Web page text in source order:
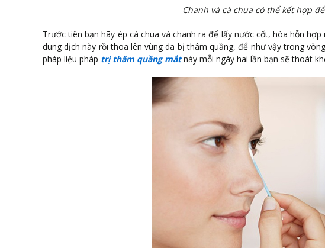
Chanh và cà chua có thể kết hợp
Trước tiên bạn hãy ép cà chua và chanh ra để lấy nước cốt, hòa hỗn
dung dịch này rồi thoa lên vùng da bị thâm quầng, để như vậy trong
pháp liệu pháp trị thâm quầng mắtnày mỗi ngày hai lần bạn sẽ thoát